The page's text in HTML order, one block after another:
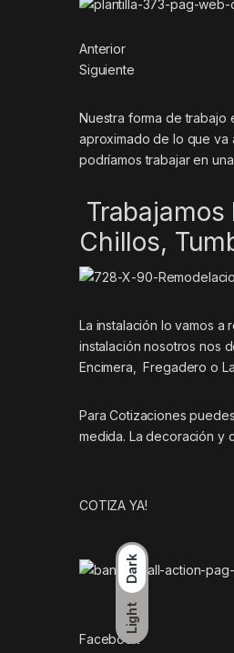
Dark
Light
Anterior
Siguiente
Nuestra forma de trabajo
aproximado de lo que va
podríamos trabajar en
Chillos,
La instalación lo vamos
instalación nosotros nos
Encimera, Fregadero o
Para Cotizaciones
medida. La decoración y
COTIZA YA!
Facebook